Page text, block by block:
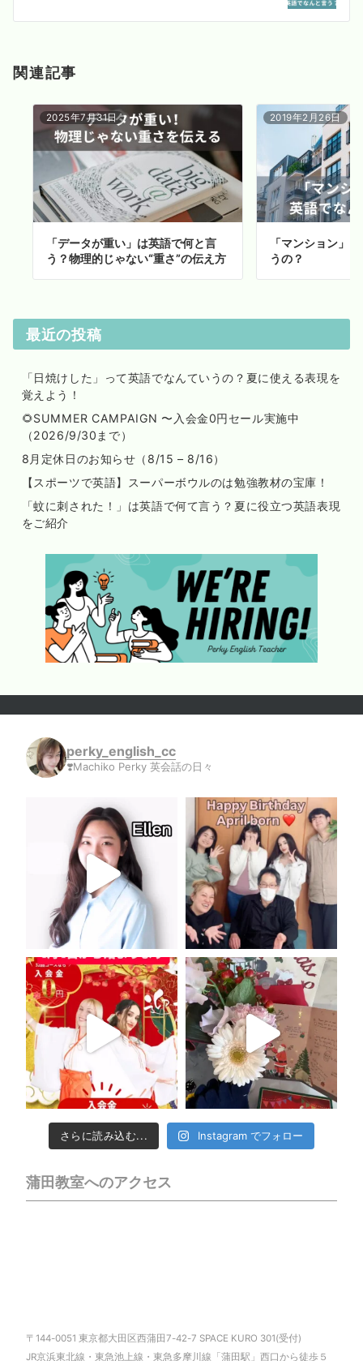
ン
関連記事
2025年7月31日
「データが重い」は英語で何と言
う？物理的じゃない“重さ”の伝え方
2019年2月26日
「マンション」
うの？
最近の投稿
「日焼けした」って英語でなんていうの？夏に使える表現を
覚えよう！
🌻SUMMER CAMPAIGN 〜入会金0円セール実施中
（2026/9/30まで）
8月定休日のお知らせ（8/15 – 8/16）
【スポーツで英語】スーパーボウルのは勉強教材の宝庫！
「蚊に刺された！」は英語で何て言う？夏に役立つ英語表現
をご紹介
perky_english_cc
❣️Machiko Perky 英会話の日々
さらに読み込む... Instagram でフォロー
蒲田教室へのアクセス
〒144-0051 東京都大田区西蒲田7-42-7 SPACE KURO 301(受付)
JR京浜東北線・東急池上線・東急多摩川線「蒲田駅」西口から徒歩５